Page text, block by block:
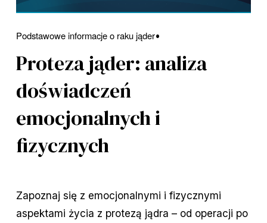
Podstawowe informacje o raku jąder
Proteza jąder: analiza
doświadczeń
emocjonalnych i
fizycznych
Zapoznaj się z emocjonalnymi i fizycznymi
aspektami życia z protezą jądra – od operacji po